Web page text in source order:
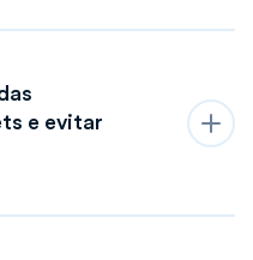
e evitar